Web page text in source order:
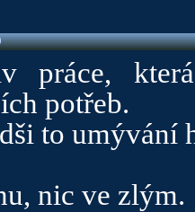
práce,
potřeb.
to umývání
nic ve zlým.